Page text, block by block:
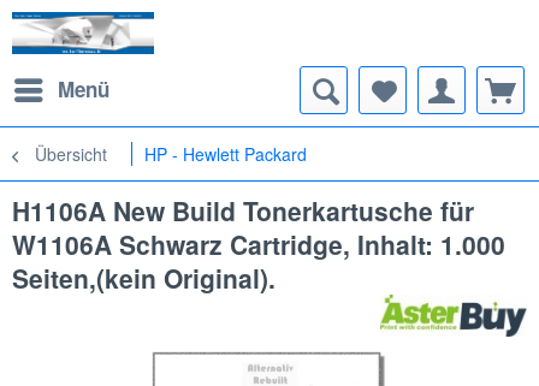
Menü
Übersicht HP - Hewlett Packard
H1106A New Build Tonerkartusche für
W1106A Schwarz Cartridge, Inhalt: 1.000
Seiten,(kein Original).